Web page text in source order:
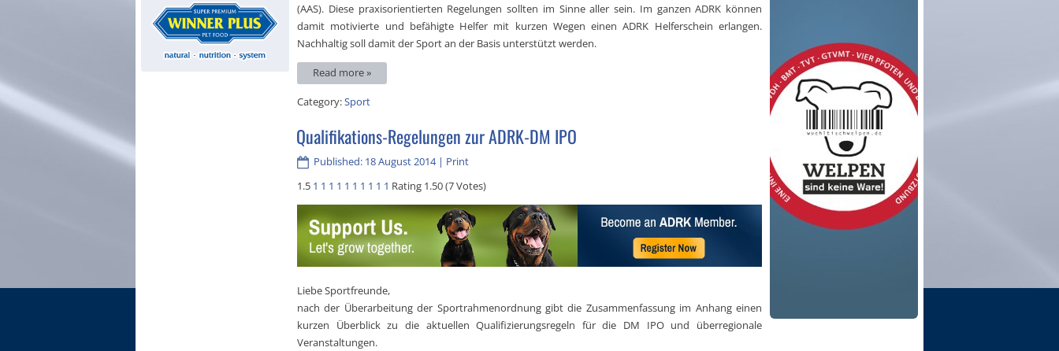
(AAS). Diese praxisorientierten Regelungen sollten im Sinne aller sein. Im ganzen ADRK können
damit motivierte und befähigte Helfer mit kurzen Wegen einen ADRK Helferschein erlangen.
Nachhaltig soll damit der Sport an der Basis unterstützt werden.
Read more »
Category:Sport
Qualifikations-Regelungen zur ADRK-DM IPO
Published: 18 August 2014| Print
1.5 1 1 1 1 1 1 1 1 1 1 Rating 1.50 (7 Votes)
Liebe Sportfreunde,
nach der Überarbeitung der Sportrahmenordnung gibt die Zusammenfassung im Anhang einen
kurzen Überblick zu die aktuellen Qualifizierungsregeln für die DM IPO und überregionale
Veranstaltungen.